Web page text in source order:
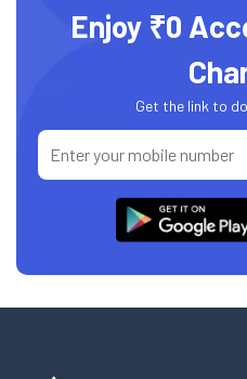
Enjoy ₹0
Get the link to